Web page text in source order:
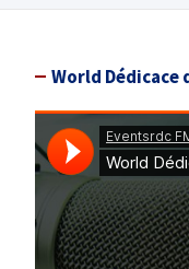
World Dédicace